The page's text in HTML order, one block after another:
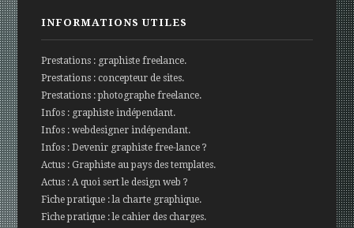
INFORMATIONS UTILES
Prestations : graphiste freelance.
Prestations : concepteur de sites.
Prestations : photographe freelance.
Infos : graphiste indépendant.
Infos : webdesigner indépendant.
Infos : Devenir graphiste free-lance ?
Actus : Graphiste au pays des templates.
Actus : A quoi sert le design web ?
Fiche pratique : la charte graphique.
Fiche pratique : le cahier des charges.